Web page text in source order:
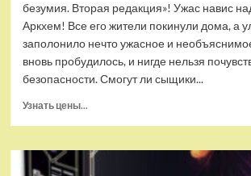
безумия. Вторая редакция»! Ужас навис
Аркхем! Все его жители покинули дома, а
заполонило нечто ужасное и
вновь пробудилось, и нигде нельзя
безопасности. Смогут ли сыщики...
Узнать цены...
Настольная